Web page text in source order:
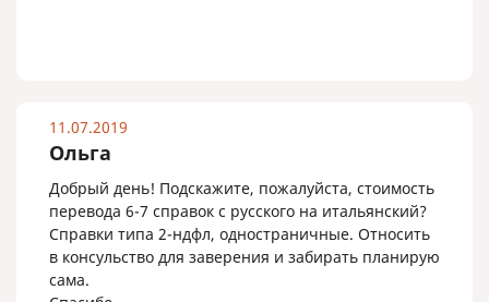
11.07.2019
Ольга
Добрый день! Подскажите, пожалуйста, стоимость
перевода 6-7 справок с русского на итальянский?
Справки типа 2-ндфл, одностраничные. Относить
в консульство для заверения и забирать планирую
сама.